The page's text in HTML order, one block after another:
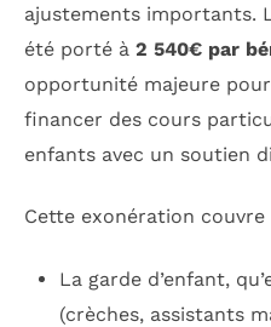
ajustements importants.
été porté à 2 540€ par
opportunité majeure
financer des cours
enfants avec un soutien
Cette exonération
La garde d’enfant,
(crèches, assistants